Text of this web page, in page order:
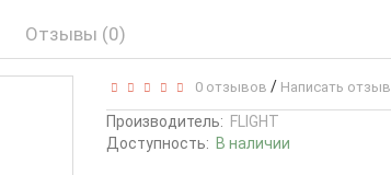
Отзывы (0)
0 отзывов / Написать отзыв
Производитель: FLIGHT
Доступность: В наличии